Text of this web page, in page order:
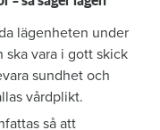
lägenheten under
ska vara i gott skick
sundhet och
vårdplikt.
så att